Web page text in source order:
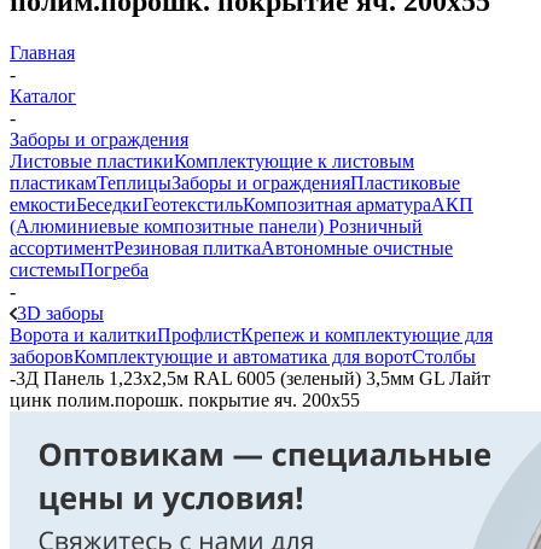
Главная
-
Каталог
-
Заборы и ограждения
Листовые пластикиКомплектующие к листовым
пластикамТеплицыЗаборы и огражденияПластиковые
емкостиБеседкиГеотекстильКомпозитная арматураАКП
(Алюминиевые композитные панели) Розничный
ассортиментРезиновая плиткаАвтономные очистные
системыПогреба
-
3D заборы
Ворота и калиткиПрофлистКрепеж и комплектующие для
заборовКомплектующие и автоматика для воротСтолбы
-3Д Панель 1,23х2,5м RAL 6005 (зеленый) 3,5мм GL Лайт
цинк полим.порошк. покрытие яч. 200х55